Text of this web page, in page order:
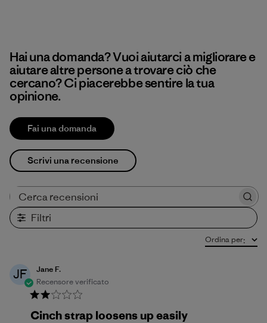
Hai una domanda? Vuoi aiutarci a migliorare e
aiutare altre persone a trovare ciò che
cercano? Ci piacerebbe sentire la tua
opinione.
Fai una domanda
Scrivi una recensione
Filtri
Ordina per:
JF
Jane F.
Recensore verificato
Cinch strap loosens up easily